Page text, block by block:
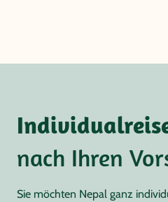
nach Ihren
Sie möchten Nepal ganz